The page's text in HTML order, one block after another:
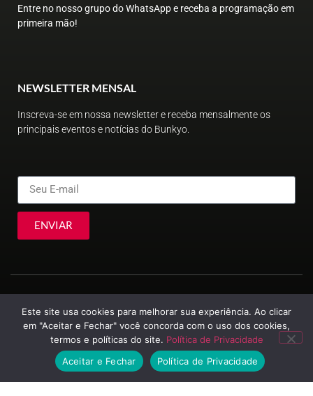
Entre no nosso grupo do WhatsApp e receba a programação em
primeira mão!
NEWSLETTER MENSAL
Inscreva-se em nossa newsletter e receba mensalmente os
principais eventos e notícias do Bunkyo.
ENVIAR
© Sociedade Brasileira de Cultura Japonesa e de Assistência Social
2023
Este site usa cookies para melhorar sua experiência. Ao clicar
em "Aceitar e Fechar" você concorda com o uso dos cookies,
termos e políticas do site. Política de Privacidade
Aceitar e Fechar
Política de Privacidade